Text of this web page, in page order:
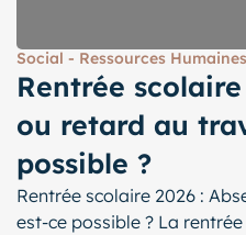
Social - Ressources Humaines
Rentrée
ou retard au
possible ?
Rentrée scolaire 2026 :
est-ce possible ? La